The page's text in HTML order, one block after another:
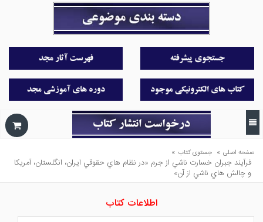
صفحه اصلی » جستوی کتاب »
فرآيند جبران خسارت ناشي از جرم «در نظام هاي حقوقي ايران، انگلستان، آمريكا
و چالش هاي ناشي از آن»
اطلاعات کتاب